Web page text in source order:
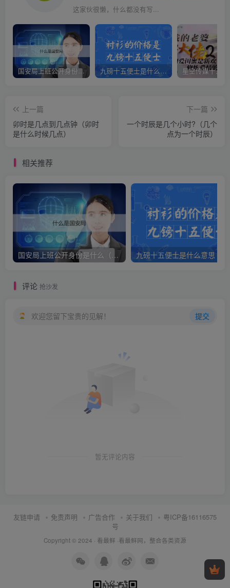
这家伙很懒，什么都没有写...
国安局上班公开身份是什么（国安身份对家人保密吗） 九磅十五便士是什么意思（九磅十五便士是什么梗）
上一篇
卯时是几点到几点钟（卯时
是什么时候几点）
下一篇
一个时辰是几个小时?（几个
点为一个时辰）
相关推荐
国安局上班公开身份是什么（国安身份对家人保密吗）
评论 抢沙发
欢迎您留下宝贵的见解！ 提交
暂无评论内容
友链申请 免责声明 广告合作 关于我们
粤ICP备16116575
号
Copyright © 2024 · 看最鲜 ·看最鲜网，整合各类资源